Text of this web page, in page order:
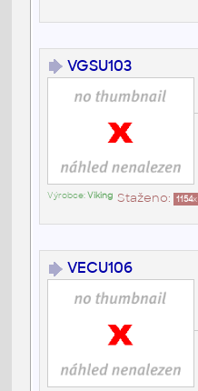
VGSU103
Staženo: 1154x
Výrobce:Viking
VECU106